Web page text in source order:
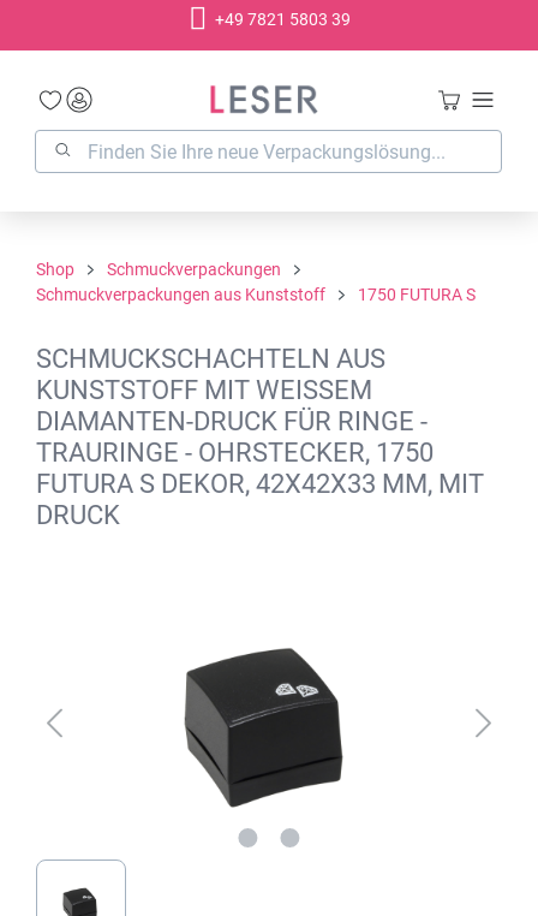
+49 7821 5803 39
Shop
Schmuckverpackungen
Schmuckverpackungen aus Kunststoff
1750 FUTURA S
SCHMUCKSCHACHTELN AUS
KUNSTSTOFF MIT WEISSEM D
IAMANTEN-DRUCK FÜR RINGE - T
RAURINGE - OHRSTECKER, 1750 F
UTURA S DEKOR, 42X42X33 MM, MIT D
RUCK